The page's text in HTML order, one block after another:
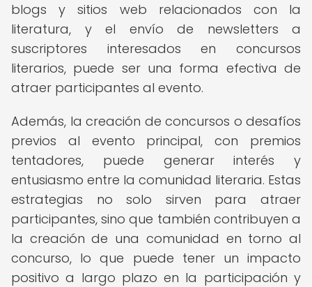
blogs y sitios web relacionados con la
literatura, y el envío de newsletters a
suscriptores interesados en concursos
literarios, puede ser una forma efectiva de
atraer participantes al evento.
Además, la creación de concursos o desafíos
previos al evento principal, con premios
tentadores, puede generar interés y
entusiasmo entre la comunidad literaria. Estas
estrategias no solo sirven para atraer
participantes, sino que también contribuyen a
la creación de una comunidad en torno al
concurso, lo que puede tener un impacto
positivo a largo plazo en la participación y